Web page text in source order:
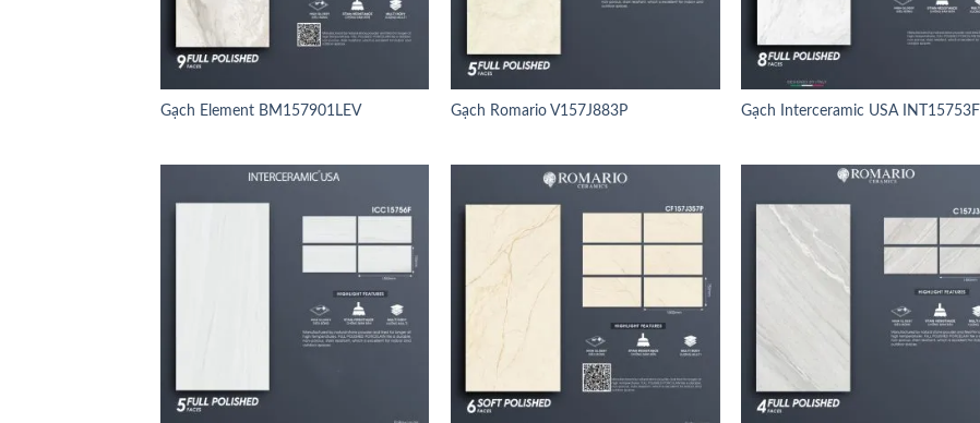
Gạch Element BM157901LEV Gạch Romario V157J883P Gạch Interceramic USA INT15753F